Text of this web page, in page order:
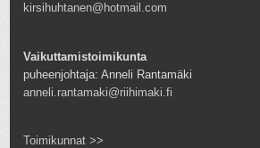
kirsihuhtanen@hotmail.com
Vaikuttamistoimikunta
puheenjohtaja: Anneli Rantamäki
anneli.rantamaki@riihimaki.fi
Toimikunnat >>